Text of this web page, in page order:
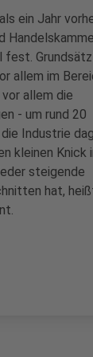
ein Jahr
fest.
allem im
allem die
- um rund 20
Industrie
kleinen Knick
steigende
hat,